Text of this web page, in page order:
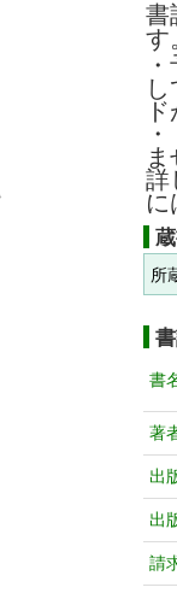
書
す
詳
に
所
書
著
出
出
請